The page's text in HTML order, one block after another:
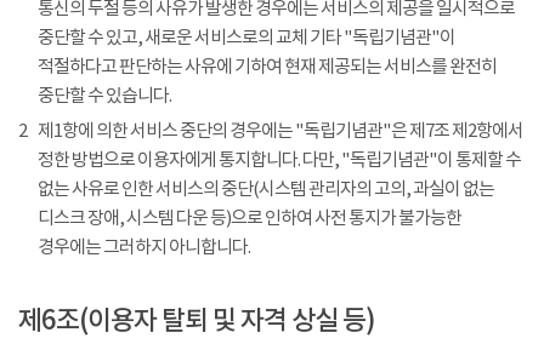
통신의 두절 등의 사유가 발생한 경우에는 서비스의 제공을 일시적으로
중단할 수 있고, 새로운 서비스로의 교체 기타 "독립기념관"이
적절하다고 판단하는 사유에 기하여 현재 제공되는 서비스를 완전히
중단할 수 있습니다.
2 제1항에 의한 서비스 중단의 경우에는 "독립기념관"은 제7조 제2항에서
정한 방법으로 이용자에게 통지합니다. 다만, "독립기념관"이 통제할 수
없는 사유로 인한 서비스의 중단(시스템 관리자의 고의, 과실이 없는
디스크 장애, 시스템 다운 등)으로 인하여 사전 통지가 불가능한
경우에는 그러하지 아니합니다.
제6조(이용자 탈퇴 및 자격 상실 등)